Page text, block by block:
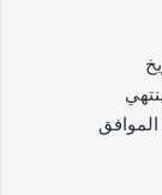
2025/11/20م وينتهي
الجمعة بتاريخ 1447/06/14هـ الموافق